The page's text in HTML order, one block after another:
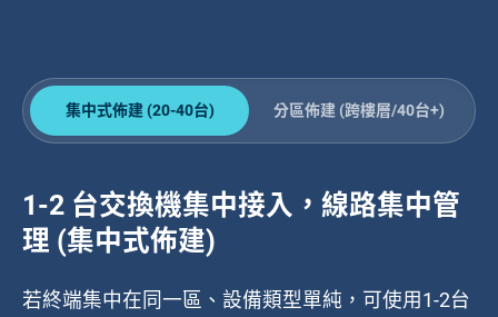
集中式佈建 (20-40台) 分區佈建 (跨樓層/40台+)
1-2 台交換機集中接入，線路集中管
理 (集中式佈建)
若終端集中在同一區、設備類型單純，可使用1-2台